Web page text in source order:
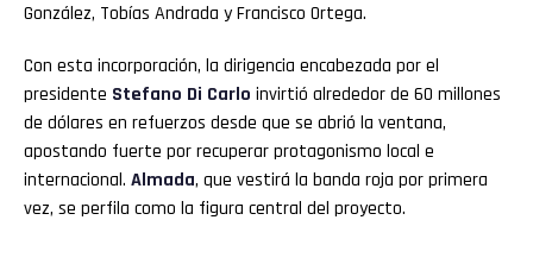
González, Tobías Andrada y Francisco Ortega.
Con esta incorporación, la dirigencia encabezada por el
presidente Stefano Di Carlo invirtió alrededor de 60 millones
de dólares en refuerzos desde que se abrió la ventana,
apostando fuerte por recuperar protagonismo local e
internacional. Almada, que vestirá la banda roja por primera
vez, se perfila como la figura central del proyecto.